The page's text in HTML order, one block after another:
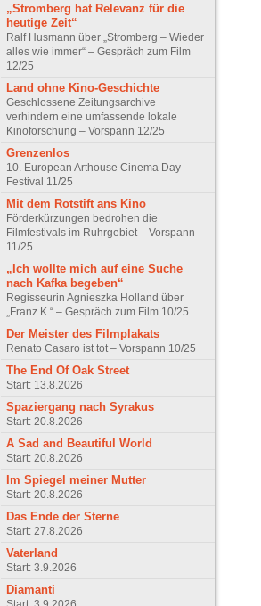
„Stromberg hat Relevanz für die
heutige Zeit“
Ralf Husmann über „Stromberg – Wieder
alles wie immer“ – Gespräch zum Film
12/25
Land ohne Kino-Geschichte
Geschlossene Zeitungsarchive
verhindern eine umfassende lokale
Kinoforschung – Vorspann 12/25
Grenzenlos
10. European Arthouse Cinema Day –
Festival 11/25
Mit dem Rotstift ans Kino
Förderkürzungen bedrohen die
Filmfestivals im Ruhrgebiet – Vorspann
11/25
„Ich wollte mich auf eine Suche
nach Kafka begeben“
Regisseurin Agnieszka Holland über
„Franz K.“ – Gespräch zum Film 10/25
Der Meister des Filmplakats
Renato Casaro ist tot – Vorspann 10/25
The End Of Oak Street
Start: 13.8.2026
Spaziergang nach Syrakus
Start: 20.8.2026
A Sad and Beautiful World
Start: 20.8.2026
Im Spiegel meiner Mutter
Start: 20.8.2026
Das Ende der Sterne
Start: 27.8.2026
Vaterland
Start: 3.9.2026
Diamanti